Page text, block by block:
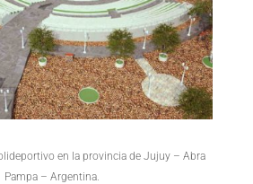
en la provincia de Jujuy – Abra
Pampa – Argentina.